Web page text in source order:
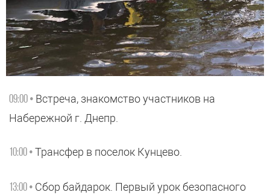
09:00 • Встреча, знакомство участников на
Набережной г. Днепр.
10:00 • Трансфер в поселок Кунцево.
13:00 • Сбор байдарок. Первый урок безопасного